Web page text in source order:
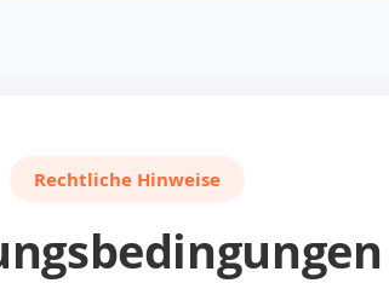
Rechtliche Hinweise